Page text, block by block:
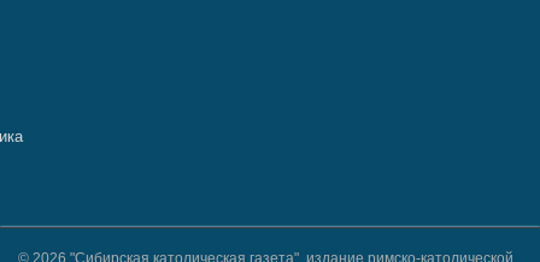
© 2026 "Сибирская католическая газета", издание римско-католической